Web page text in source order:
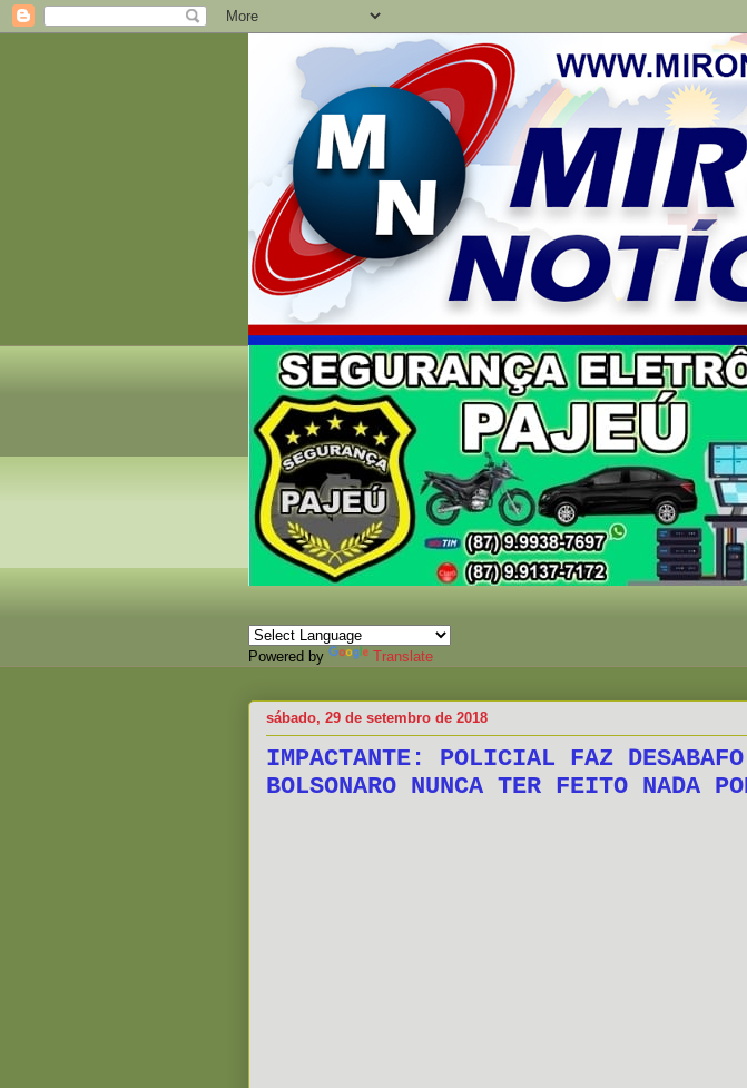
Powered by Translate
sábado, 29 de setembro de 2018
IMPACTANTE: POLICIAL FAZ DESABAFO
BOLSONARO NUNCA TER FEITO NADA